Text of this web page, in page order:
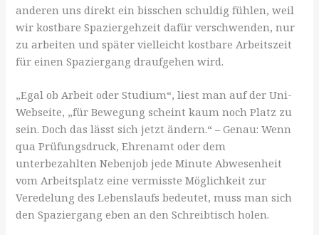
anderen uns direkt ein bisschen schuldig fühlen, weil
wir kostbare Spaziergehzeit dafür verschwenden, nur
zu arbeiten und später vielleicht kostbare Arbeitszeit
für einen Spaziergang draufgehen wird.
„Egal ob Arbeit oder Studium“, liest man auf der Uni-
Webseite, „für Bewegung scheint kaum noch Platz zu
sein. Doch das lässt sich jetzt ändern.“ – Genau: Wenn
qua Prüfungsdruck, Ehrenamt oder dem
unterbezahlten Nebenjob jede Minute Abwesenheit
vom Arbeitsplatz eine vermisste Möglichkeit zur
Veredelung des Lebenslaufs bedeutet, muss man sich
den Spaziergang eben an den Schreibtisch holen.